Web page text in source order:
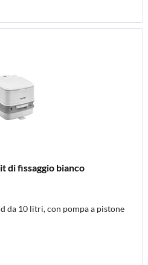
di fissaggio bianco
da 10 litri, con pompa a pistone